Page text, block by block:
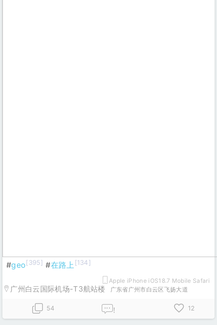
#geo[395] #在路上 [134]
Apple iPhone iOS18.7 Mobile Safari
广州白云国际机场-T3航站楼 广东省广州市白云区飞扬大道
54 ! 12